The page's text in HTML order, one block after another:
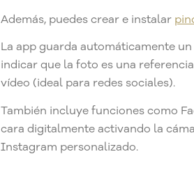
Además, puedes crear e instalar
La app guarda automáticamente
indicar que la foto es una
vídeo (ideal para redes sociales).
También incluye funciones como
cara digitalmente activando la
Instagram personalizado.